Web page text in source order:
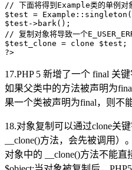
// 下面将得到Example类的单例对
$test =
$test->bark();
// 复制对象将导致一个
$test_clone = clone $test;
17.PHP 5 新增了一个 final 关键
如果父类中的方法被声明为
果一个类被声明为final，则不
18.对象复制可以通过clone关
__clone()方法，会先被调用）。
对象中的 __clone()方法不能直